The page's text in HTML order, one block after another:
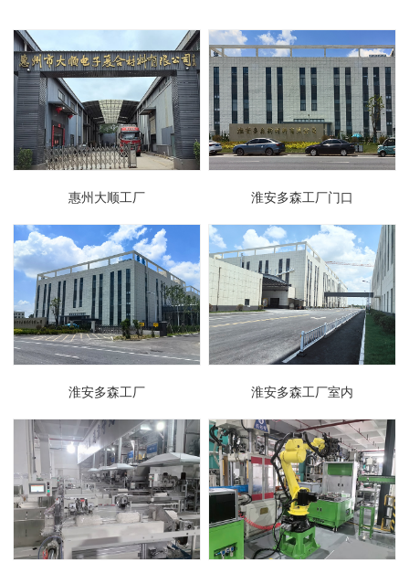
惠州大顺工厂 淮安多森工厂门口
淮安多森工厂 淮安多森工厂室内